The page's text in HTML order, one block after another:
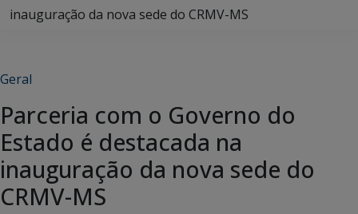
inauguração da nova sede do CRMV-MS
Geral
Parceria com o Governo do
Estado é destacada na
inauguração da nova sede do
CRMV-MS